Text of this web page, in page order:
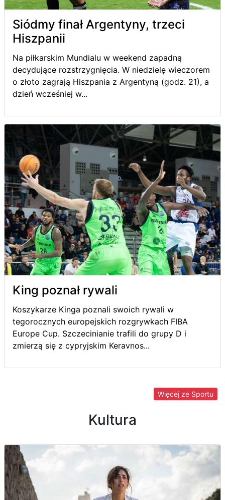
Siódmy finał Argentyny, trzeci
Hiszpanii
Na piłkarskim Mundialu w weekend zapadną
decydujące rozstrzygnięcia. W niedzielę wieczorem
o złoto zagrają Hiszpania z Argentyną (godz. 21), a
dzień wcześniej w...
King poznał rywali
Koszykarze Kinga poznali swoich rywali w
tegorocznych europejskich rozgrywkach FIBA
Europe Cup. Szczecinianie trafili do grupy D i
zmierzą się z cypryjskim Keravnos...
Więcej ze Sportu
Kultura